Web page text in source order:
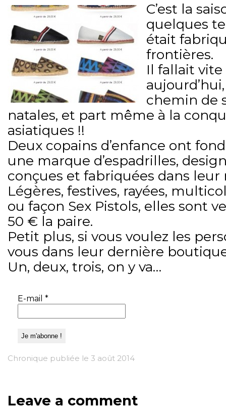
C’est la
quelques
était
frontières.
Il fallait
chemin de
natales, et part même à la
asiatiques !!
Deux copains d’enfance ont
une marque d’espadrilles,
conçues et fabriquées dans leur
Légères, festives, rayées,
ou façon Sex Pistols, elles sont
50 € la paire.
Petit plus, si vous voulez les
vous dans leur dernière
Un, deux, trois, on y va…
E-mail *
Chronique publiée le 3 août 2014
Leave a comment